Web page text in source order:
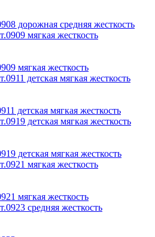
дорожная средняя жесткость
мягкая жесткость
детская мягкая жесткость
детская мягкая жесткость
мягкая жесткость